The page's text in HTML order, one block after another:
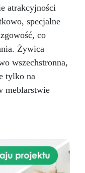
atrakcyjności
specjalne
co
Żywica
wszechstronna,
tylko na
meblarstwie